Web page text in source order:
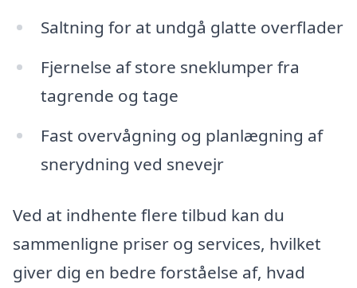
Saltning for at undgå glatte overflader
Fjernelse af store sneklumper fra
tagrende og tage
Fast overvågning og planlægning af
snerydning ved snevejr
Ved at indhente flere tilbud kan du
sammenligne priser og services, hvilket
giver dig en bedre forståelse af, hvad